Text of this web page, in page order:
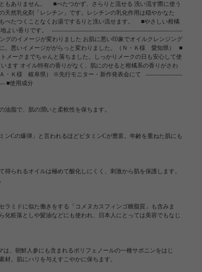
もありません。 ■べたつかず、さらりと流せる 洗い流す際に使う
天然乳化剤「レシチン」です。レシチンの乳化作用は穏やかなた
べたつくことなくお湯でするりと洗い流せます。 ■やさしい柑橘
よい香りです。 -------------------------------------------------------------------
グのイメージが変わりました お肌に悪い印象でオイルクレンジング
。悪いイメージががらっと変わりました。（Ｎ・Ｋ様 愛知県） ■
メークまでちゃんと落ちました。しっかりメークの日も安心して使
す オイル特有の香りがなく、肌にのせると柑橘系の香りがさわ
・Ｋ様 岐阜県） ※先行モニター・新作発表会にて -------------------
■使用成分
脂で、肌の潤いと柔軟性を保ちます。
ンCの爆弾」と言われるほどビタミンCが豊富。年齢を重ねた肌にも
られるオイルは極めて酸化しにくく、刺激から肌を保護します。
ミドに似た働きをする「コメヌカスフィンゴ糖脂質」も含みま
粧落としや髪油などにも使われ、日本人にとっては美容でもなじ
、朝鮮人参にも含まれるポリフェノールの一種サポニンをはじ
。肌にハリを与えすこやかに保ちます。